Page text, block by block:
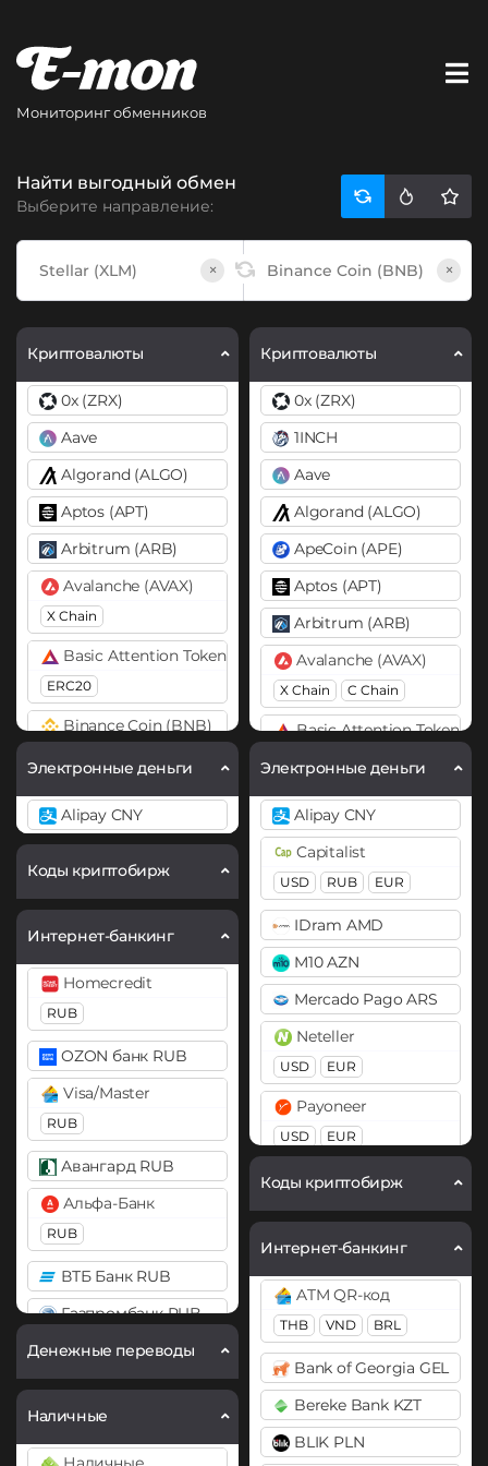
Мониторинг обменников
Найти выгодный обмен
Выберите направление:
× ×
Криптовалюты
0x (ZRX)
Aave
Algorand (ALGO)
Aptos (APT)
Arbitrum (ARB)
Avalanche (AVAX)
X Chain
Basic Attention Token (BAT)
ERC20
Binance Coin (BNB)
Bitcoin (BTC)
BTC BEP20
Bitcoin Cash (BCH)
Cardano (ADA)
Chainlink (LINK)
ERC20
Cosmos (ATOM)
DAI
ERC20
DASH
Decentraland (MANA)
Dogecoin (DOGE)
DOGE
Polkadot (DOT)
DOT
EOS
Ethereum (ETH)
BEP20
Электронные деньги
Alipay CNY
Коды криптобирж
Интернет-банкинг
Homecredit
RUB
OZON банк RUB
Visa/Master
RUB
Авангард RUB
Альфа-Банк
RUB
ВТБ Банк RUB
Газпромбанк RUB
Карта МИР RUB
МТС Банк RUB
Открытие RUB
Почта Банк RUB
Денежные переводы
Наличные
Криптовалюты
0x (ZRX)
1INCH
Aave
Algorand (ALGO)
ApeCoin (APE)
Aptos (APT)
Arbitrum (ARB)
Avalanche (AVAX)
X Chain C Chain
Basic Attention Token
Binance Coin (BNB)
BEP20 BEP2 ×
Bitcoin (BTC)
BTC BEP20
Lightning
OP
ARB AVAXC
Bitcoin Cash (BCH)
Bitcoin SV (BSV)
BitTorrent (BTT)
Cardano (ADA)
Chainlink (LINK)
BEP20 ERC20
Chiliz (CHZ)
Compound (COMP)
Cronos (CRO)
Curve (CRV)
DAI
ERC20
DASH
Электронные деньги
Alipay CNY
Capitalist
USD RUB EUR
IDram AMD
M10 AZN
Mercado Pago ARS
Neteller
USD EUR
Payoneer
USD EUR
PayPal
PaySera
USD EUR
Paytm INR
Pix BRL
Qiwi
RUB
Коды криптобирж
Интернет-банкинг
ATM QR-код
THB VND BRL
Bank of Georgia GEL
Bereke Bank KZT
BLIK PLN